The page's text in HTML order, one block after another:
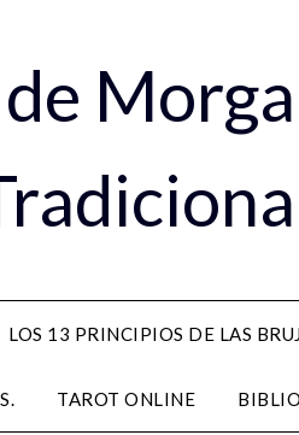
LOS 13 PRINCIPIOS DE LAS
TAROT ONLINE